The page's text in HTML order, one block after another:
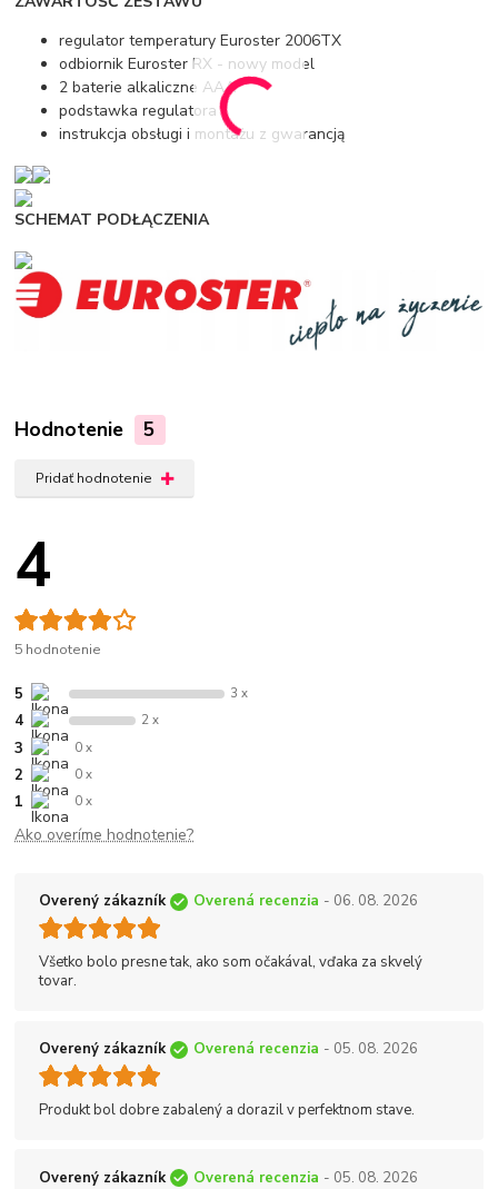
regulator temperatury Euroster 2006TX
odbiornik Euroster RX - nowy model
2 baterie alkaliczne AAA
podstawka regulatora
instrukcja obsługi i montażu z gwarancją
SCHEMAT PODŁĄCZENIA
Hodnotenie 5
Pridať hodnotenie
4
5 hodnotenie
5 3 x
4 2 x
3 0 x
2 0 x
1 0 x
Ako overíme hodnotenie?
Overený zákazník Overená recenzia - 06. 08. 2026
Všetko bolo presne tak, ako som očakával, vďaka za skvelý
tovar.
Overený zákazník Overená recenzia - 05. 08. 2026
Produkt bol dobre zabalený a dorazil v perfektnom stave.
Overený zákazník Overená recenzia - 05. 08. 2026